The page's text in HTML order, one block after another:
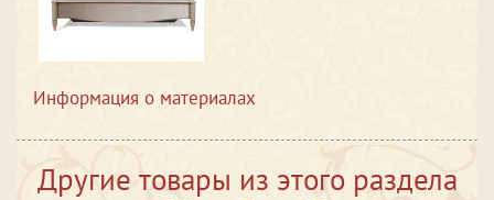
Информация о материалах
Другие товары из этого раздела